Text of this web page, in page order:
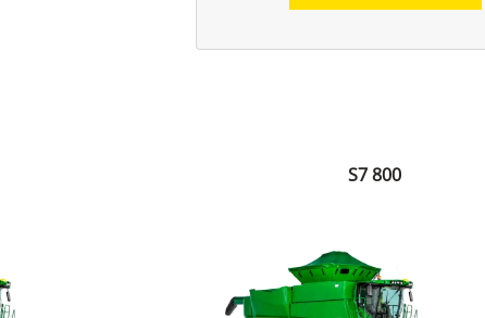
S7 800